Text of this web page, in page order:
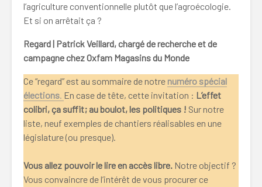
l’agriculture conventionnelle plutôt que l’agroécologie.
Et si on arrêtait ça ?
Regard | Patrick Veillard, chargé de recherche et de
campagne chez Oxfam Magasins du Monde
Ce “regard” est au sommaire de notre numéro spécial
élections. En case de tête, cette invitation : L’effet
colibri, ça suffit; au boulot, les politiques ! Sur notre
liste, neuf exemples de chantiers réalisables en une
législature (ou presque).
Vous allez pouvoir le lire en accès libre. Notre objectif ?
Vous convaincre de l’intérêt de vous procurer ce